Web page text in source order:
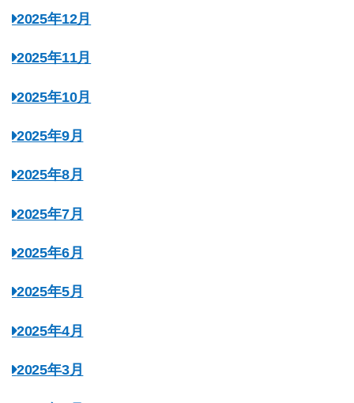
2025年12月
2025年11月
2025年10月
2025年9月
2025年8月
2025年7月
2025年6月
2025年5月
2025年4月
2025年3月